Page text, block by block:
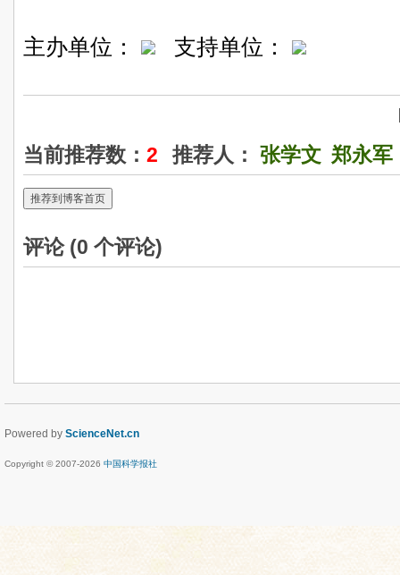
主办单位： 支持单位：
当前推荐数： 2 推荐人： 张学文 郑永军
推荐到博客首页
评论 (0 个评论)
Powered by ScienceNet.cn
Copyright © 2007-2026 中国科学报社